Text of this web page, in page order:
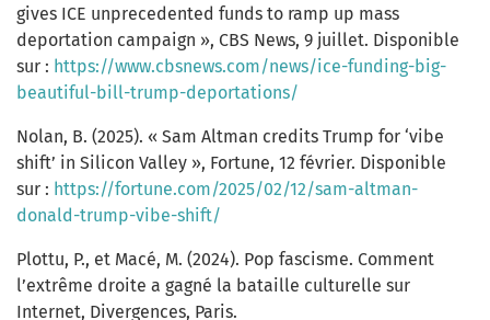
gives ICE unprecedented funds to ramp up mass
deportation campaign », CBS News, 9 juillet. Disponible
sur : https://www.cbsnews.com/news/ice-funding-big-
beautiful-bill-trump-deportations/
Nolan, B. (2025). « Sam Altman credits Trump for ‘vibe
shift’ in Silicon Valley », Fortune, 12 février. Disponible
sur : https://fortune.com/2025/02/12/sam-altman-
donald-trump-vibe-shift/
Plottu, P., et Macé, M. (2024). Pop fascisme. Comment
l’extrême droite a gagné la bataille culturelle sur
Internet, Divergences, Paris.